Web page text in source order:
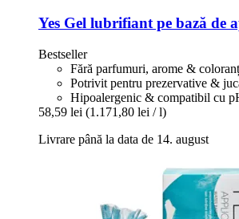
Yes Gel lubrifiant pe bază de
Bestseller
Fără parfumuri, arome &
Potrivit pentru prezervative &
Hipoalergenic & compatibil cu
58,59 lei (1.171,80 lei / l)
Livrare până la data de 14. august